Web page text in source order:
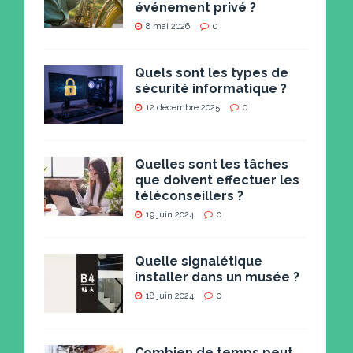
événement privé ?
8 mai 2026 0
Quels sont les types de
sécurité informatique ?
12 décembre 2025 0
Quelles sont les tâches
que doivent effectuer les
téléconseillers ?
19 juin 2024 0
Quelle signalétique
installer dans un musée ?
18 juin 2024 0